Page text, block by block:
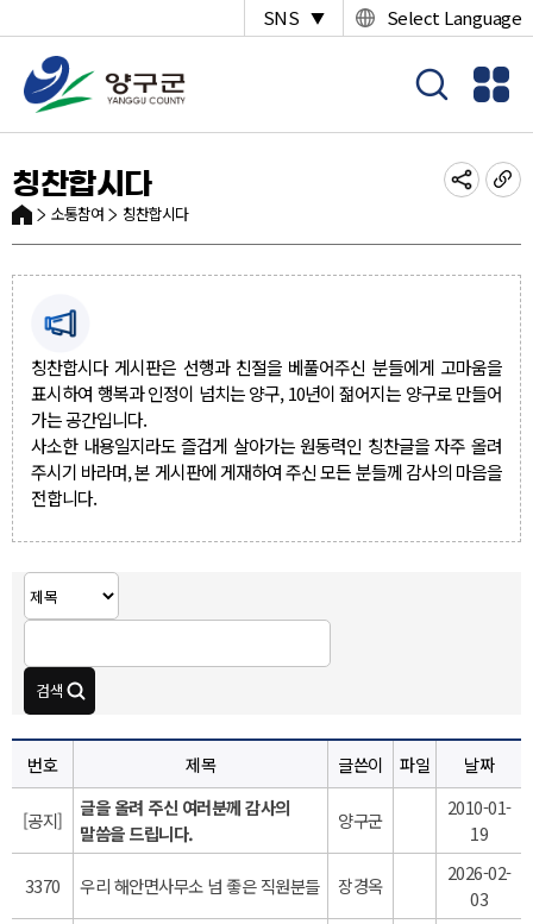
SNS ▼ Select Language
칭찬합시다
소통참여 칭찬합시다
칭찬합시다 게시판은 선행과 친절을 베풀어주신 분들에게 고마움을
표시하여 행복과 인정이 넘치는 양구, 10년이 젊어지는 양구로 만들어
가는 공간입니다.
사소한 내용일지라도 즐겁게 살아가는 원동력인 칭찬글을 자주 올려
주시기 바라며, 본 게시판에 게재하여 주신 모든 분들께 감사의 마음을
전합니다.
번호 제목 글쓴이 파일 날짜
[공지]
글을 올려 주신 여러분께 감사의
말씀을 드립니다.
양구군
2010-01-
19
3370 우리 해안면사무소 넘 좋은 직원분들 장경옥
2026-02-
03